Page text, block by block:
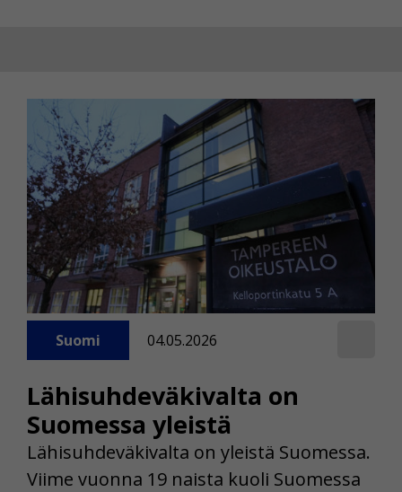
Lähisuhdeväkivalta on
Suomessa yleistä
Suomi 04.05.2026
Lähisuhdeväkivalta on yleistä Suomessa.
Viime vuonna 19 naista kuoli Suomessa